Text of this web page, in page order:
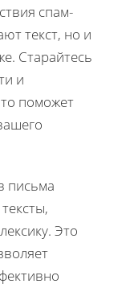
спам-
текст, но и
Старайтесь
и
поможет
письма
Это